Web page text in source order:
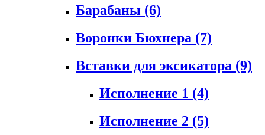
Барабаны (6)
Воронки Бюхнера (7)
Вставки для эксикатора (9)
Исполнение 1 (4)
Исполнение 2 (5)